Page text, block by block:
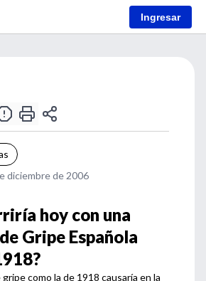
Ingresar
diciembre de 2006
hoy con una
Gripe Española
como la de 1918 causaría en la